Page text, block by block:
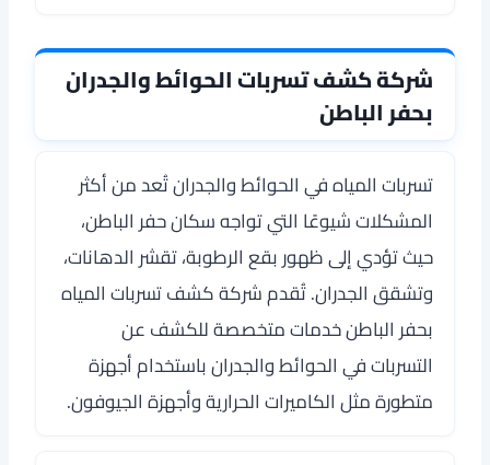
شركة كشف تسربات الحوائط والجدران
بحفر الباطن
تسربات المياه في الحوائط والجدران تُعد من أكثر
المشكلات شيوعًا التي تواجه سكان حفر الباطن،
حيث تؤدي إلى ظهور بقع الرطوبة، تقشر الدهانات،
وتشقق الجدران. تُقدم شركة كشف تسربات المياه
بحفر الباطن خدمات متخصصة للكشف عن
التسربات في الحوائط والجدران باستخدام أجهزة
متطورة مثل الكاميرات الحرارية وأجهزة الجيوفون.